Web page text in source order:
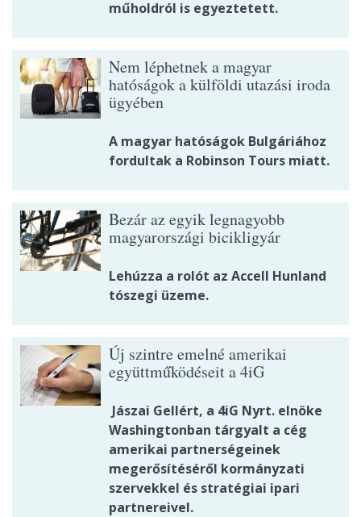
műholdról is egyeztetett.
Nem léphetnek a magyar
hatóságok a külföldi utazási iroda
ügyében
A magyar hatóságok Bulgáriához
fordultak a Robinson Tours miatt.
Bezár az egyik legnagyobb
magyarországi bicikligyár
Lehúzza a rolót az Accell Hunland
tószegi üzeme.
Új szintre emelné amerikai
együttműködéseit a 4iG
Jászai Gellért, a 4iG Nyrt. elnöke
Washingtonban tárgyalt a cég
amerikai partnerségeinek
megerősítéséről kormányzati
szervekkel és stratégiai ipari
partnereivel.